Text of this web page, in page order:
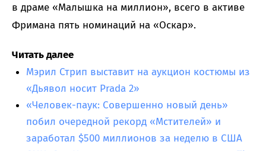
в драме «Малышка на миллион», всего в активе
Фримана пять номинаций на «Оскар».
Читать далее
Мэрил Стрип выставит на аукцион костюмы из
«Дьявол носит Prada 2»
«Человек-паук: Совершенно новый день»
побил очередной рекорд «Мстителей» и
заработал $500 миллионов за неделю в США